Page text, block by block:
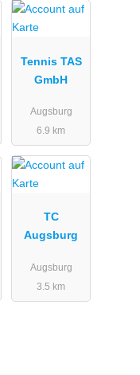
Tennis TAS
GmbH
Augsburg
6.9 km
TC
Augsburg
Augsburg
3.5 km